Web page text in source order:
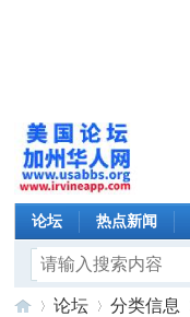
论坛 热点新闻
论坛 分类信息